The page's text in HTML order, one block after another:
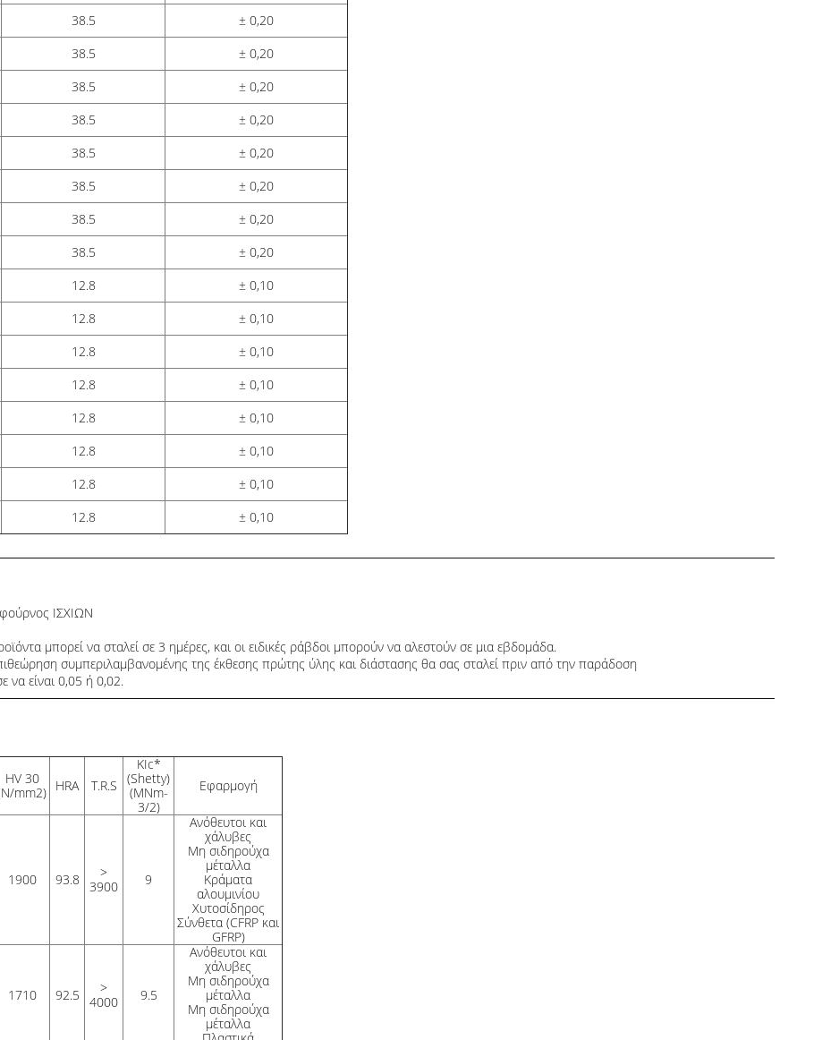
38.5
± 0,20
38.5
± 0,20
38.5
± 0,20
38.5
± 0,20
38.5
± 0,20
38.5
± 0,20
38.5
± 0,20
38.5
± 0,20
12.8
± 0,10
12.8
± 0,10
12.8
± 0,10
12.8
± 0,10
12.8
± 0,10
12.8
± 0,10
12.8
± 0,10
12.8 ± 0,10
ΙΣΧΙΩΝ
μπορεί να σταλεί σε 3 ημέρες, και οι ειδικές ράβδοι μπορούν να αλεστούν σε μια εβδομάδα.
συμπεριλαμβανομένης της έκθεσης πρώτης ύλης και διάστασης θα σας σταλεί πριν από την παράδοση
να είναι 0,05 ή 0,02.
HV 30
mm2) HRA T.R.S
KIc*
(Shetty)
(MNm-
3/2)
Εφαρμογή
1900 93.8
>
3900
9
Ανόθευτοι και
χάλυβες
Μη σιδηρούχα
μέταλλα
Κράματα
αλουμινίου
Χυτοσίδηρος
Σύνθετα (CFRP και
GFRP)
1710 92.5
>
4000
9.5
Ανόθευτοι και
χάλυβες
Μη σιδηρούχα
μέταλλα
Μη σιδηρούχα
μέταλλα